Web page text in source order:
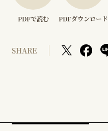
PDFで読む PDFダウンロード
SHARE